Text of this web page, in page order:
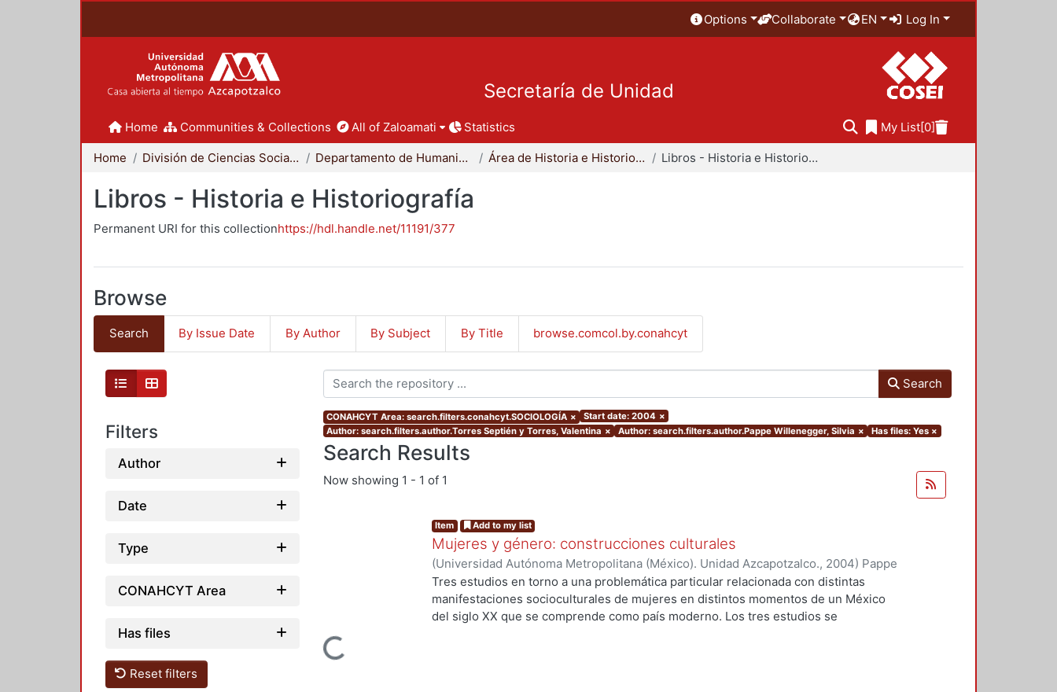
Options Collaborate EN Log In
Secretaría de Unidad
Home Communities & Collections All of Zaloamati Statistics My List[0]
Home División de Ciencias Sociales y Humanidades Departamento de Humanidades Área de Historia e Historiografía Libros - Historia e Historiografía
Libros - Historia e Historiografía
Permanent URI for this collectionhttps://hdl.handle.net/11191/377
Browse
Search By Issue Date By Author By Subject By Title browse.comcol.by.conahcyt
Filters
Author
Date
Type
CONAHCYT Area
Has files
Reset filters
Search
CONAHCYT Area: search.filters.conahcyt.SOCIOLOGÍA × Start date: 2004 ×
Author: search.filters.author.Torres Septién y Torres, Valentina × Author: search.filters.author.Pappe Willenegger, Silvia × Has files: Yes ×
Search Results
Now showing 1 - 1 of 1
Loading...
Item Add to my list
Mujeres y género: construcciones culturales
(Universidad Autónoma Metropolitana (México). Unidad Azcapotzalco., 2004) Pappe
Willenegger, Silvia;Torres Septién y Torres, Valentina;Herrerías Guerra, María
Tres estudios en torno a una problemática particular relacionada con distintas
manifestaciones socioculturales de mujeres en distintos momentos de un México
del siglo XX que se comprende como país moderno. Los tres estudios se